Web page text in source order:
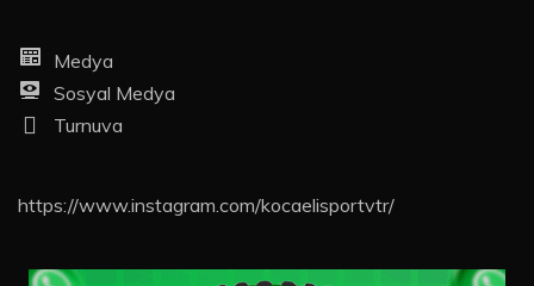
Medya
Sosyal Medya
Turnuva
https://www.instagram.com/kocaelisportvtr/